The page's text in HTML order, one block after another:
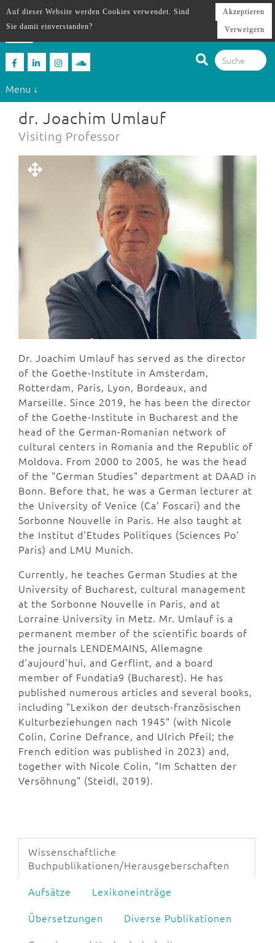
Menu ↓
dr. Joachim Umlauf
Visiting Professor
Dr. Joachim Umlauf has served as the director
of the Goethe-Institute in Amsterdam,
Rotterdam, Paris, Lyon, Bordeaux, and
Marseille. Since 2019, he has been the director
of the Goethe-Institute in Bucharest and the
head of the German-Romanian network of
cultural centers in Romania and the Republic of
Moldova. From 2000 to 2005, he was the head
of the "German Studies" department at DAAD in
Bonn. Before that, he was a German lecturer at
the University of Venice (Ca' Foscari) and the
Sorbonne Nouvelle in Paris. He also taught at
the Institut d'Etudes Politiques (Sciences Po'
Paris) and LMU Munich.
Currently, he teaches German Studies at the
University of Bucharest, cultural management
at the Sorbonne Nouvelle in Paris, and at
Lorraine University in Metz. Mr. Umlauf is a
permanent member of the scientific boards of
the journals LENDEMAINS, Allemagne
d'aujourd'hui, and Gerflint, and a board
member of Fundatia9 (Bucharest). He has
published numerous articles and several books,
including "Lexikon der deutsch-französischen
Kulturbeziehungen nach 1945" (with Nicole
Colin, Corine Defrance, and Ulrich Pfeil; the
French edition was published in 2023) and,
together with Nicole Colin, "Im Schatten der
Versöhnung" (Steidl, 2019).
Wissenschaftliche
Buchpublikationen/Herausgeberschaften
Aufsätze
Lexikoneinträge
Übersetzungen
Diverse Publikationen
Auf dieser Website werden Cookies verwendet. Sind
Sie damit einverstanden?
Akzeptieren
Verweigern